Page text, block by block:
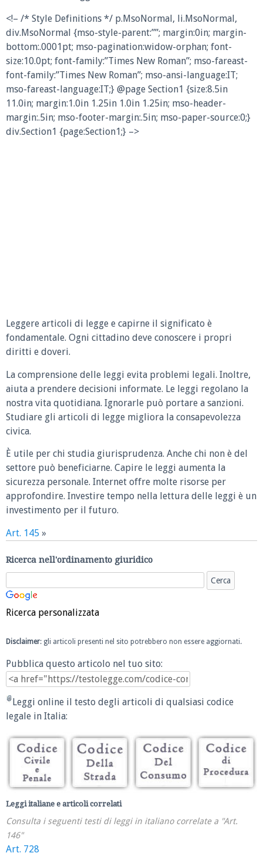
<!– /* Style Definitions */ p.MsoNormal, li.MsoNormal,
div.MsoNormal {mso-style-parent:””; margin:0in; margin-
bottom:.0001pt; mso-pagination:widow-orphan; font-
size:10.0pt; font-family:”Times New Roman”; mso-fareast-
font-family:”Times New Roman”; mso-ansi-language:IT;
mso-fareast-language:IT;} @page Section1 {size:8.5in
11.0in; margin:1.0in 1.25in 1.0in 1.25in; mso-header-
margin:.5in; mso-footer-margin:.5in; mso-paper-source:0;}
div.Section1 {page:Section1;} –>
Leggere articoli di legge e capirne il significato è
fondamentale. Ogni cittadino deve conoscere i propri
diritti e doveri.
La comprensione delle leggi evita problemi legali. Inoltre,
aiuta a prendere decisioni informate. Le leggi regolano la
nostra vita quotidiana. Ignorarle può portare a sanzioni.
Studiare gli articoli di legge migliora la consapevolezza
civica.
È utile per chi studia giurisprudenza. Anche chi non è del
settore può beneficiarne. Capire le leggi aumenta la
sicurezza personale. Internet offre molte risorse per
approfondire. Investire tempo nella lettura delle leggi è un
investimento per il futuro.
Art. 145 »
Ricerca nell'ordinamento giuridico
Ricerca personalizzata
Disclaimer: gli articoli presenti nel sito potrebbero non essere aggiornati.
Pubblica questo articolo nel tuo sito:
Leggi online il testo degli articoli di qualsiasi codice
legale in Italia:
Leggi italiane e articoli correlati
Consulta i seguenti testi di leggi in italiano correlate a "Art.
146"
Art. 728